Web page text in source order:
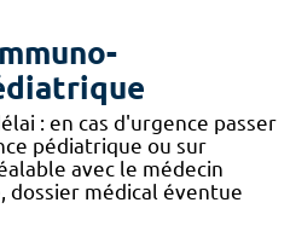
: en cas d'urgence passer
pédiatrique ou sur
avec le médecin
dossier médical éventue